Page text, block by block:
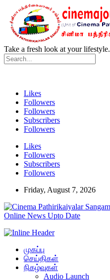
Take a fresh look at your lifestyle.
Likes
Followers
Followers
Subscribers
Followers
Likes
Followers
Subscribers
Followers
Friday, August 7, 2026
Online News Upto Date
முகப்பு
செய்திகள்
நிகழ்வுகள்
Audio Launch